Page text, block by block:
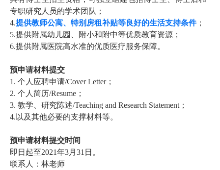
专职研究人员的学术团队；
4.提供教师公寓、特别房租补贴等良好的生活支持条件；
5.提供附属幼儿园、附小和附中等优质教育资源；
6.提供附属医院高水准的优质医疗服务保障。
预申请材料提交
1. 个人应聘申请/Cover Letter；
2. 个人简历/Resume ；
3. 教学、研究陈述/Teaching and Research Statement ；
4. 以及其他必要的支撑材料等。
预申请材料提交时间
即日起至2021年3月 31 日。
联系人： 林老师